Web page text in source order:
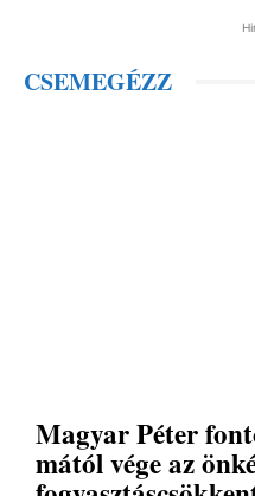
CSEMEGÉZZ
Magyar Péter
mától vége az